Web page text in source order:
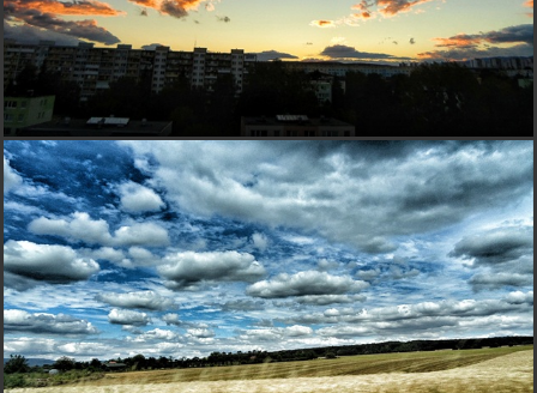
M Marta pred 17 rokmi
nádherný experiment
Vetrik pred 17 rokmi
ďakujem všetkým..
ivaschpred 17 rokmi
simens... aj ja sa len čudujem.. možno sa aj my časom
naučíme.....ale Vetrík pekne zmixovala naše Košice
S simenspred 17 rokmi
a to sa dá ako urobiť?
J Jurajpred 17 rokmi
treba experimentovať,:-))))